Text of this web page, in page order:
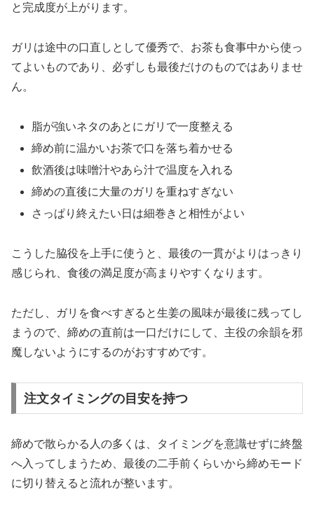
と完成度が上がります。
ガリは途中の口直しとして優秀で、お茶も食事中から使っ
てよいものであり、必ずしも最後だけのものではありませ
ん。
脂が強いネタのあとにガリで一度整える
締め前に温かいお茶で口を落ち着かせる
飲酒後は味噌汁やあら汁で温度を入れる
締めの直後に大量のガリを重ねすぎない
さっぱり終えたい日は細巻きと相性がよい
こうした脇役を上手に使うと、最後の一貫がよりはっきり
感じられ、食後の満足度が高まりやすくなります。
ただし、ガリを食べすぎると生姜の風味が最後に残ってし
まうので、締めの直前は一口だけにして、主役の余韻を邪
魔しないようにするのがおすすめです。
注文タイミングの目安を持つ
締めで散らかる人の多くは、タイミングを意識せずに終盤
へ入ってしまうため、最後の二手前くらいから締めモード
に切り替えると流れが整います。